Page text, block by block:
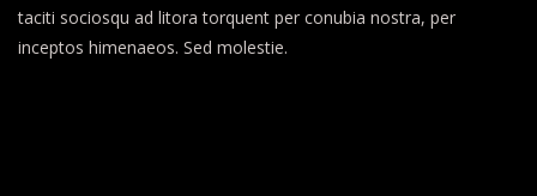
taciti sociosqu ad litora torquent per conubia nostra, per
inceptos himenaeos. Sed molestie.